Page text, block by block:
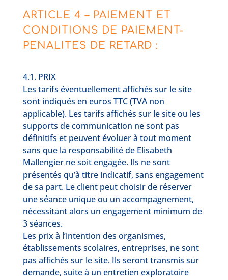
ARTICLE 4 – PAIEMENT ET
CONDITIONS DE PAIEMENT-
PENALITES DE RETARD :
4.1. PRIX
Les tarifs éventuellement affichés sur le site
sont indiqués en euros TTC (TVA non
applicable). Les tarifs affichés sur le site ou les
supports de communication ne sont pas
définitifs et peuvent évoluer à tout moment
sans que la responsabilité de Elisabeth
Mallengier ne soit engagée. Ils ne sont
présentés qu’à titre indicatif, sans engagement
de sa part. Le client peut choisir de réserver
une séance unique ou un accompagnement,
nécessitant alors un engagement minimum de
3 séances.
Les prix à l’intention des organismes,
établissements scolaires, entreprises, ne sont
pas affichés sur le site. Ils seront transmis sur
demande, suite à un entretien exploratoire